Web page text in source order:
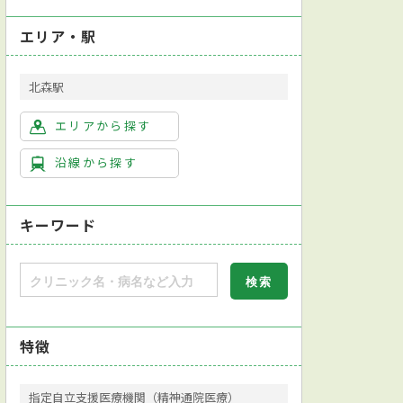
エリア・駅
北森駅
エリアから探す
沿線から探す
キーワード
特徴
指定自立支援医療機関（精神通院医療）